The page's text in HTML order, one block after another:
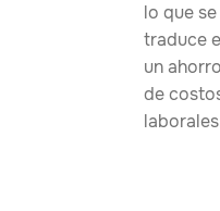
lo que se
traduce
un ahorro
de